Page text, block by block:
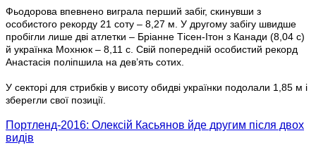
Фьодорова впевнено виграла перший забіг, скинувши з
особистого рекорду 21 соту – 8,27 м. У другому забігу швидше
пробігли лише дві атлетки – Бріанне Тісен-Ітон з Канади (8,04 с)
й українка Мохнюк – 8,11 с. Свій попередній особистий рекорд
Анастасія поліпшила на дев’ять сотих.
У секторі для стрибків у висоту обидві українки подолали 1,85 м і
зберегли свої позиції.
Портленд-2016: Олексій Касьянов йде другим після двох
видів